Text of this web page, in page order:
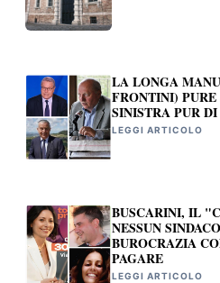
LA LONGA
FRONTINI)
SINISTRA PUR
LEGGI ARTICOLO
BUSCARINI, IL
NESSUN
BUROCRAZIA
PAGARE
LEGGI ARTICOLO